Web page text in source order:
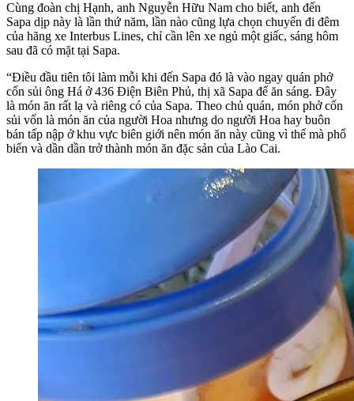
Cùng đoàn chị Hạnh, anh Nguyễn Hữu Nam cho biết, anh đến
Sapa dịp này là lần thứ năm, lần nào cũng lựa chọn chuyến đi đêm
của hãng xe Interbus Lines, chỉ cần lên xe ngủ một giấc, sáng hôm
sau đã có mặt tại Sapa.
“Điều đầu tiên tôi làm mỗi khi đến Sapa đó là vào ngay quán phở
cốn sủi ông Há ở 436 Điện Biên Phủ, thị xã Sapa để ăn sáng. Đây
là món ăn rất lạ và riêng có của Sapa. Theo chủ quán, món phở cốn
sủi vốn là món ăn của người Hoa nhưng do người Hoa hay buôn
bán tấp nập ở khu vực biên giới nên món ăn này cũng vì thế mà phổ
biến và dần dần trở thành món ăn đặc sản của Lào Cai.